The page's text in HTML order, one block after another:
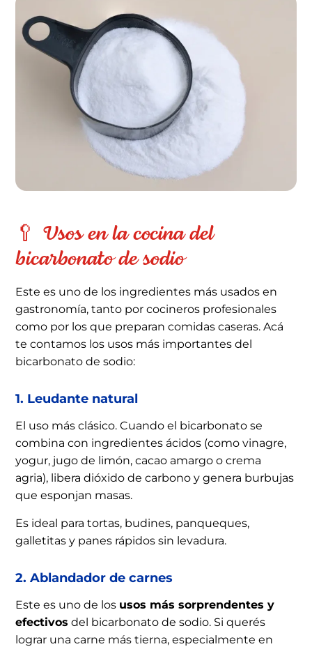
🥄 Usos en la cocina del
bicarbonato de sodio
Este es uno de los ingredientes más usados en
gastronomía, tanto por cocineros profesionales
como por los que preparan comidas caseras. Acá
te contamos los usos más importantes del
bicarbonato de sodio:
1. Leudante natural
El uso más clásico. Cuando el bicarbonato se
combina con ingredientes ácidos (como vinagre,
yogur, jugo de limón, cacao amargo o crema
agria), libera dióxido de carbono y genera burbujas
que esponjan masas.
Es ideal para tortas, budines, panqueques,
galletitas y panes rápidos sin levadura.
2. Ablandador de carnes
Este es uno de los usos más sorprendentes y
efectivos del bicarbonato de sodio. Si querés
lograr una carne más tierna, especialmente en